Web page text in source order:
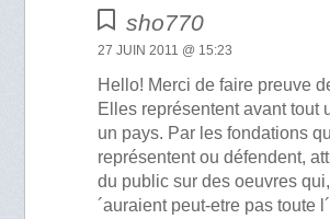
sho770
27 JUIN 2011 @ 15:23
Hello! Merci de faire preuve
Elles représentent avant tout
un pays. Par les fondations
représentent ou défendent,
du public sur des oeuvres
´auraient peut-etre pas toute